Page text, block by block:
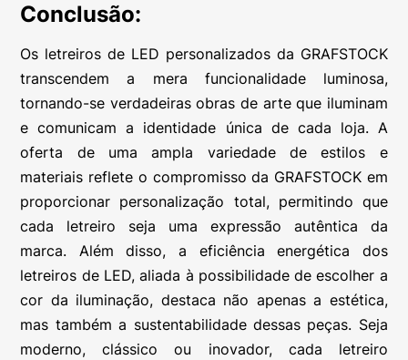
Conclusão:
Os letreiros de LED personalizados da GRAFSTOCK
transcendem a mera funcionalidade luminosa,
tornando-se verdadeiras obras de arte que iluminam
e comunicam a identidade única de cada loja. A
oferta de uma ampla variedade de estilos e
materiais reflete o compromisso da GRAFSTOCK em
proporcionar personalização total, permitindo que
cada letreiro seja uma expressão autêntica da
marca. Além disso, a eficiência energética dos
letreiros de LED, aliada à possibilidade de escolher a
cor da iluminação, destaca não apenas a estética,
mas também a sustentabilidade dessas peças. Seja
moderno, clássico ou inovador, cada letreiro